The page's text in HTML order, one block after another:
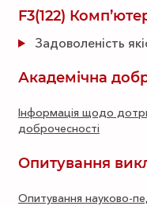
F3(122)
Задоволеність
Академічна
Інформація щодо
доброчесності
Опитування
Опитування науково-